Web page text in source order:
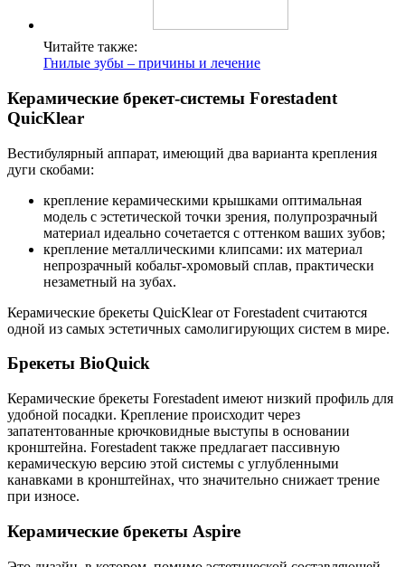
Читайте также:
Гнилые зубы – причины и лечение
Керамические брекет-системы Forestadent
QuicKlear
Вестибулярный аппарат, имеющий два варианта крепления
дуги скобами:
крепление керамическими крышками оптимальная
модель с эстетической точки зрения, полупрозрачный
материал идеально сочетается с оттенком ваших зубов;
крепление металлическими клипсами: их материал
непрозрачный кобальт-хромовый сплав, практически
незаметный на зубах.
Керамические брекеты QuicKlear от Forestadent считаются
одной из самых эстетичных самолигирующих систем в мире.
Брекеты BioQuick
Керамические брекеты Forestadent имеют низкий профиль для
удобной посадки. Крепление происходит через
запатентованные крючковидные выступы в основании
кронштейна. Forestadent также предлагает пассивную
керамическую версию этой системы с углубленными
канавками в кронштейнах, что значительно снижает трение
при износе.
Керамические брекеты Aspire